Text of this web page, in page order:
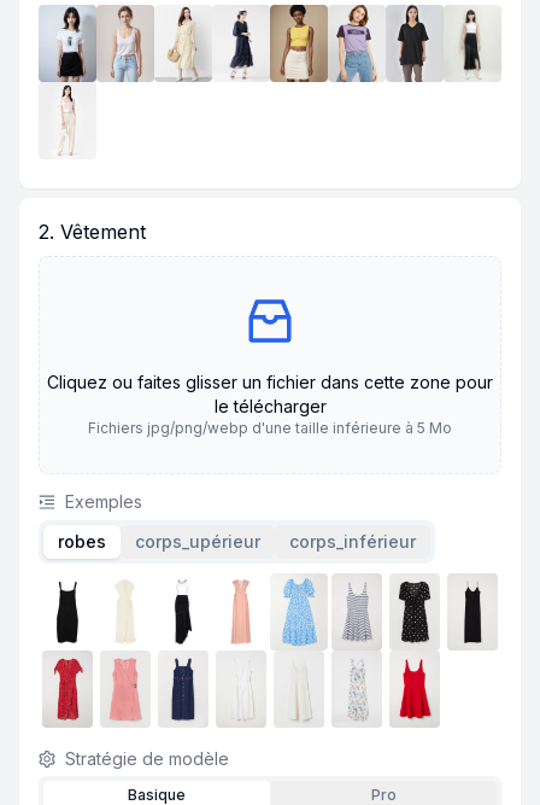
2. Vêtement
Cliquez ou faites glisser un fichier dans cette zone pour
le télécharger
Fichiers jpg/png/webp d'une taille inférieure à 5 Mo
Exemples
robes
corps_upérieur corps_inférieur
Stratégie de modèle
Basique Pro